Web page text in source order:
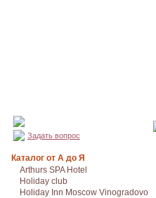
Задать вопрос
Каталог от А до Я
Arthurs SPA Hotel
Holiday club
Holiday Inn Moscow Vinogradovo